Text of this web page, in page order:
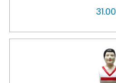
31.00